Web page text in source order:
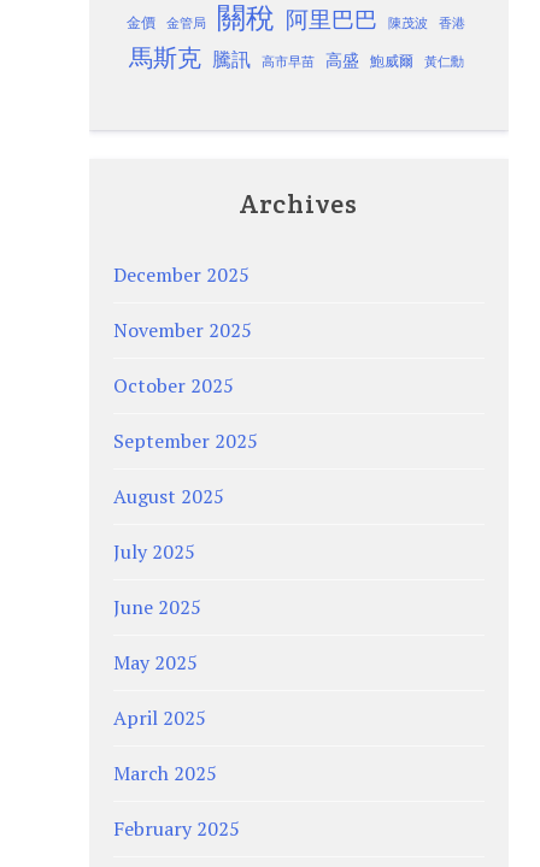
金價 金管局 關稅 阿里巴巴 陳茂波 香港
馬斯克 騰訊 高市早苗 高盛 鮑威爾 黃仁勳
Archives
December 2025
November 2025
October 2025
September 2025
August 2025
July 2025
June 2025
May 2025
April 2025
March 2025
February 2025